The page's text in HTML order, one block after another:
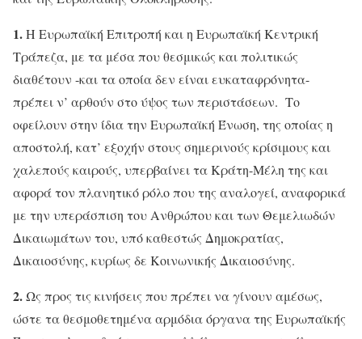
1.Η Ευρωπαϊκή Επιτροπή και η Ευρωπαϊκή Κεντρική
Τράπεζα, με τα μέσα που θεσμικώς και πολιτικώς
διαθέτουν -και τα οποία δεν είναι ευκαταφρόνητα-
πρέπει ν’ αρθούν στο ύψος των περιστάσεων. Το
οφείλουν στην ίδια την Ευρωπαϊκή Ένωση, της οποίας η
αποστολή, κατ’ εξοχήν στους σημερινούς κρίσιμους και
χαλεπούς καιρούς, υπερβαίνει τα Κράτη-Μέλη της και
αφορά τον πλανητικό ρόλο που της αναλογεί, αναφορικά
με την υπεράσπιση του Ανθρώπου και των Θεμελιωδών
Δικαιωμάτων του, υπό καθεστώς Δημοκρατίας,
Δικαιοσύνης, κυρίως δε Κοινωνικής Δικαιοσύνης.
2.Ως προς τις κινήσεις που πρέπει να γίνουν αμέσως,
ώστε τα θεσμοθετημένα αρμόδια όργανα της Ευρωπαϊκής